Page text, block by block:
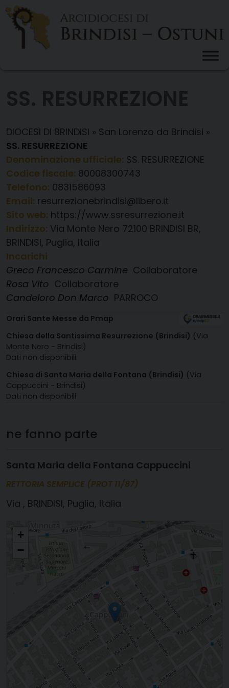
Skip
content
DIOCESI DI BRINDISI » San Lorenzo da Brindisi »
SS. RESURREZIONE
Denominazione ufficiale: SS. RESURREZIONE
Codice fiscale: 80008300743
Telefono: 0831586093
Email: resurrezionebrindisi@libero.it
Sito web: https://www.ssresurrezione.it
Indirizzo: Via Monte Nero 72100 BRINDISI BR,
BRINDISI, Puglia, Italia
Incarichi
Greco Francesco Carmine Collaboratore
Rosa Vito Collaboratore
Candeloro Don Marco PARROCO
Orari Sante Messe da Pmap
Chiesa della Santissima Resurrezione (Brindisi) (Via
Monte Nero - Brindisi)
Dati non disponibili
Chiesa di Santa Maria della Fontana (Brindisi) (Via
Cappuccini - Brindisi)
Dati non disponibili
ne fanno parte
Santa Maria della Fontana Cappuccini
RETTORIA SEMPLICE (PROT 11/87)
, BRINDISI, Puglia, Italia
+
−